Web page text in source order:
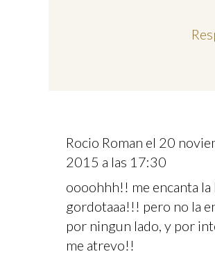
Rocio Roman el 20
2015 a las 17:30
oooohhh!! me encanta la
gordotaaa!!! pero no la
por ningun lado, y por
me atrevo!!